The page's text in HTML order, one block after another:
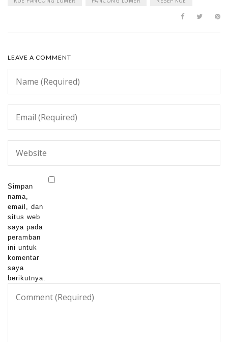
LEAVE A COMMENT
Simpan
nama,
email, dan
situs web
saya pada
peramban
ini untuk
komentar
saya
berikutnya.